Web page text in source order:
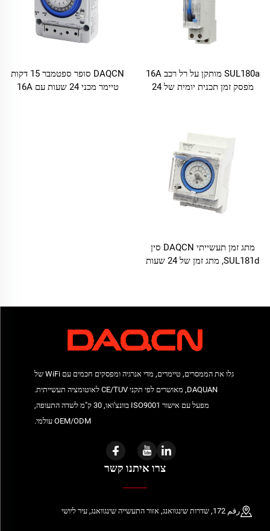
SUL180a מותקן על רל רכב 16A
מפסק זמן תכנית יומית של 24
DAQCN סופר ספטמבר 15 דקות
טיימר מכני 24 שעות עם 16A
מתג זמן תעשייתי DAQCN סין
SUL181d, מתג זמן של 24 שעות
גלו את הממסרים, טיימרים, מדי אנרגיה ומפסקים חכמים עם WiFi של
DAQUAN, מאושרים לפי תקני CE/TUV לאוטומציה תעשייתית.
מפעל עם אישור ISO9001 בוונצ'ואו, 30 ק"מ לשדה התעופה,
OEM/ODM עולמי.
צרו איתנו קשר
رقم 172, שדרות שינגוואנג, אזור התעשייה שינגוואנג, עיר ליושי